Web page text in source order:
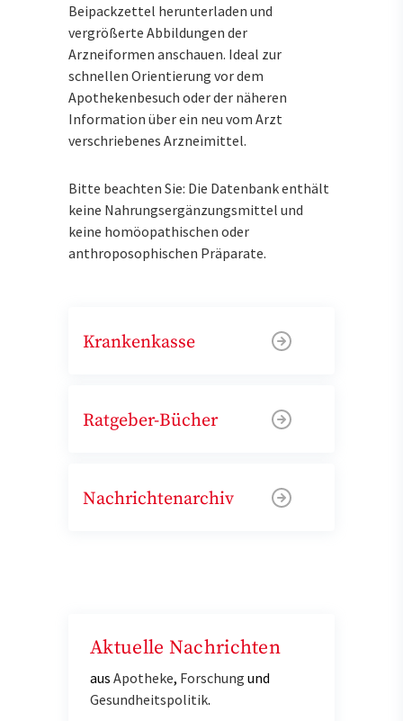
Beipackzettel herunterladen und
vergrößerte Abbildungen der
Arzneiformen anschauen. Ideal zur
schnellen Orientierung vor dem
Apothekenbesuch oder der näheren
Information über ein neu vom Arzt
verschriebenes Arzneimittel.
Bitte beachten Sie: Die Datenbank enthält
keine Nahrungsergänzungsmittel und
keine homöopathischen oder
anthroposophischen Präparate.
Krankenkasse
Ratgeber-Bücher
Nachrichtenarchiv
Aktuelle Nachrichten
aus Apotheke, Forschung und
Gesundheitspolitik.